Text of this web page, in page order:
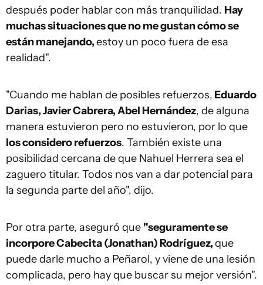
después poder hablar con más tranquilidad. Hay
muchas situaciones que no me gustan cómo se
están manejando,estoy un poco fuera de esa
realidad".
"Cuando me hablan de posibles refuerzos, Eduardo
Darias, Javier Cabrera, Abel Hernández, de alguna
manera estuvieron pero no estuvieron, por lo que
los considero refuerzos. También existe una
posibilidad cercana de que Nahuel Herrera sea el
zaguero titular. Todos nos van a dar potencial para
la segunda parte del año", dijo.
Por otra parte, aseguró que "seguramente se
incorpore Cabecita (Jonathan) Rodríguez,que
puede darle mucho a Peñarol, y viene de una lesión
complicada, pero hay que buscar su mejor versión".